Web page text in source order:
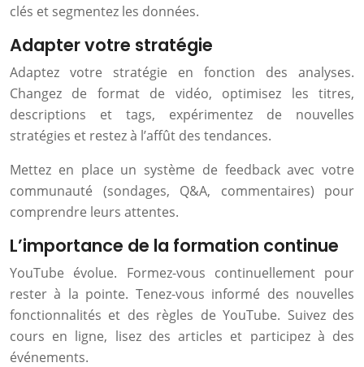
clés et segmentez les données.
Adapter votre stratégie
Adaptez votre stratégie en fonction des analyses.
Changez de format de vidéo, optimisez les titres,
descriptions et tags, expérimentez de nouvelles
stratégies et restez à l’affût des tendances.
Mettez en place un système de feedback avec votre
communauté (sondages, Q&A, commentaires) pour
comprendre leurs attentes.
L’importance de la formation continue
YouTube évolue. Formez-vous continuellement pour
rester à la pointe. Tenez-vous informé des nouvelles
fonctionnalités et des règles de YouTube. Suivez des
cours en ligne, lisez des articles et participez à des
événements.